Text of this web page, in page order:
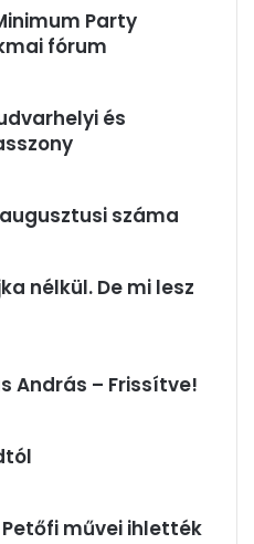
Party
fórum
és
száma
nélkül. De mi lesz
András – Frissítve!
művei ihlették